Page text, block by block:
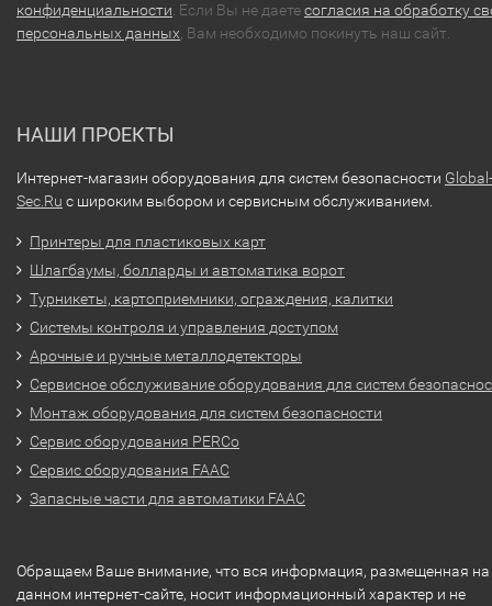
конфиденциальности. Если Вы не даетесогласия на обработку
персональных данных, Вам необходимо покинуть наш сайт.
НАШИ ПРОЕКТЫ
Интернет-магазин оборудования для систем безопасности Global-
Sec.Ru с широким выбором и сервисным обслуживанием.
Принтеры для пластиковых карт
Шлагбаумы, болларды и автоматика ворот
Турникеты, картоприемники, ограждения, калитки
Системы контроля и управления доступом
Арочные и ручные металлодетекторы
Сервисное обслуживание оборудования для систем
Монтаж оборудования для систем безопасности
Сервис оборудования PERCo
Сервис оборудования FAAC
Запасные части для автоматики FAAC
Обращаем Ваше внимание, что вся информация, размещенная на
данном интернет-сайте, носит информационный характер и не